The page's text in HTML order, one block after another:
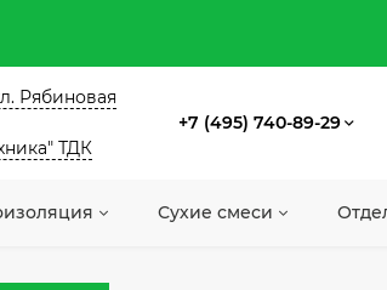
Рябиновая
ТДК
+7 (495) 740-89-29
Сухие смеси